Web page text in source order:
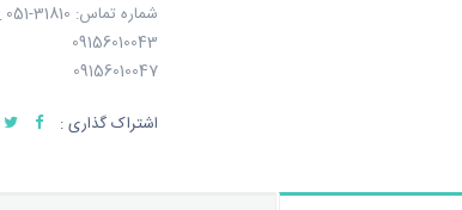
شماره تماس: 31810-051 _ 05138559698 داخلی 3
09156010043
09156010047
اشتراک گذاری :